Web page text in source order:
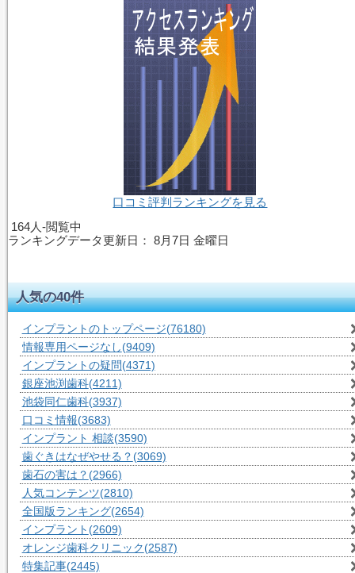
口コミ評判ランキングを見る
164人-閲覧中
ランキングデータ更新日： 8月7日 金曜日
人気の40件
インプラントのトップページ(76180)
情報専用ページなし(9409)
インプラントの疑問(4371)
銀座池渕歯科(4211)
池袋同仁歯科(3937)
口コミ情報(3683)
インプラント 相談(3590)
歯ぐきはなぜやせる？ (3069)
歯石の害は？ (2966)
人気コンテンツ(2810)
全国版ランキング(2654)
インプラント (2609)
オレンジ歯科クリニック(2587)
特集記事(2445)